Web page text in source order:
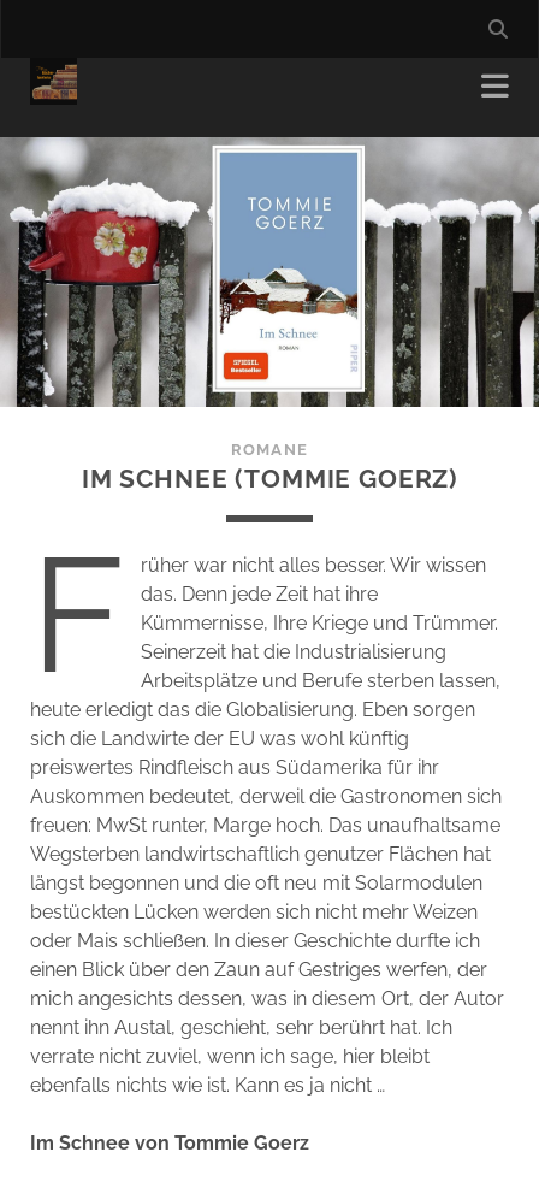
ROMANE
IM SCHNEE (TOMMIE GOERZ)
F
rüher war nicht alles besser. Wir wissen
das. Denn jede Zeit hat ihre
Kümmernisse, Ihre Kriege und Trümmer.
Seinerzeit hat die Industrialisierung
Arbeitsplätze und Berufe sterben lassen,
heute erledigt das die Globalisierung. Eben sorgen
sich die Landwirte der EU was wohl künftig
preiswertes Rindfleisch aus Südamerika für ihr
Auskommen bedeutet, derweil die Gastronomen sich
freuen: MwSt runter, Marge hoch. Das unaufhaltsame
Wegsterben landwirtschaftlich genutzer Flächen hat
längst begonnen und die oft neu mit Solarmodulen
bestückten Lücken werden sich nicht mehr Weizen
oder Mais schließen. In dieser Geschichte durfte ich
einen Blick über den Zaun auf Gestriges werfen, der
mich angesichts dessen, was in diesem Ort, der Autor
nennt ihn Austal, geschieht, sehr berührt hat. Ich
verrate nicht zuviel, wenn ich sage, hier bleibt
ebenfalls nichts wie ist. Kann es ja nicht …
Im Schnee von Tommie Goerz